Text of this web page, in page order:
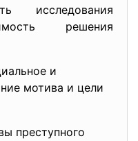
исследования
решения
и
мотива и цели
преступного